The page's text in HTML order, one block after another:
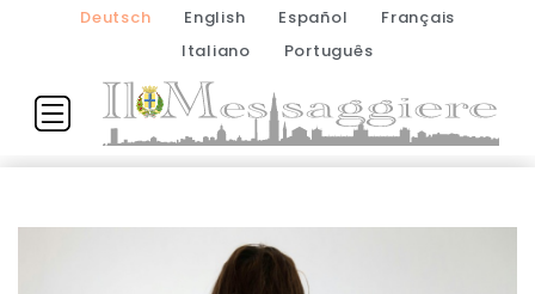
Deutsch English Español
Français
Italiano
Português